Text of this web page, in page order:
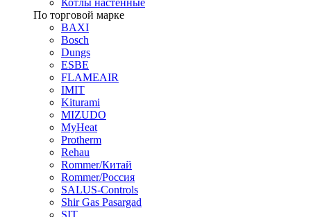
Котлы настенные
По торговой марке
BAXI
Bosch
Dungs
ESBE
FLAMEAIR
IMIT
Kiturami
MIZUDO
MyHeat
Protherm
Rehau
Rommer/Китай
Rommer/Россия
SALUS-Controls
Shir Gas Pasargad
SIT